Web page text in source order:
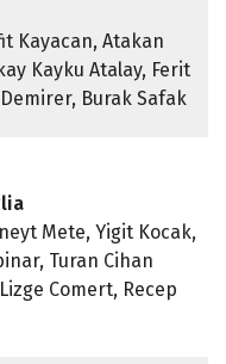
Kayacan, Atakan
Kayku Atalay, Ferit
Burak Safak
Mete, Yigit Kocak,
Turan Cihan
Comert, Recep